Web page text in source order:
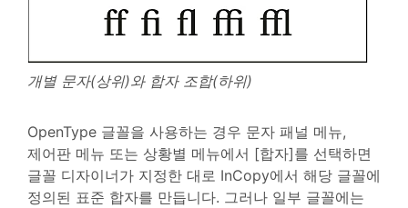
개별 문자(상위)와 합자 조합(하위)
OpenType 글꼴을 사용하는 경우 문자 패널 메뉴,
제어판 메뉴 또는 상황별 메뉴에서 [합자]를 선택하면
글꼴 디자이너가 지정한 대로 InCopy에서 해당 글꼴에
정의된 표준 합자를 만듭니다. 그러나 일부 글꼴에는